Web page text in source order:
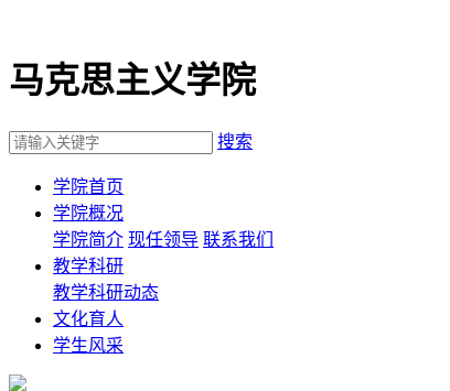
马克思主义学院
搜索
学院首页
学院概况
学院简介 现任领导 联系我们
教学科研
教学科研动态
文化育人
学生风采